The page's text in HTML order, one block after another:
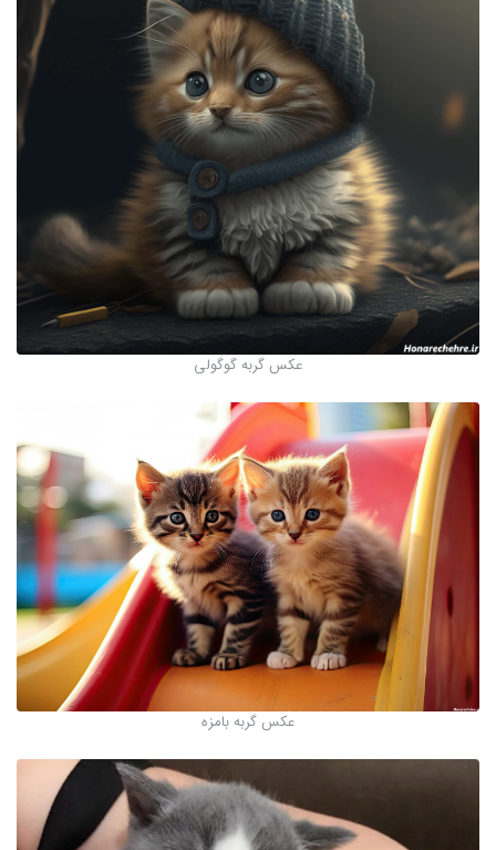
عکس گربه گوگولی
عکس گربه بامزه